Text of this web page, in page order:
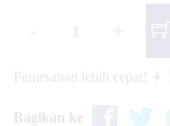
Pemesanan lebih cepat!
Bagikan ke